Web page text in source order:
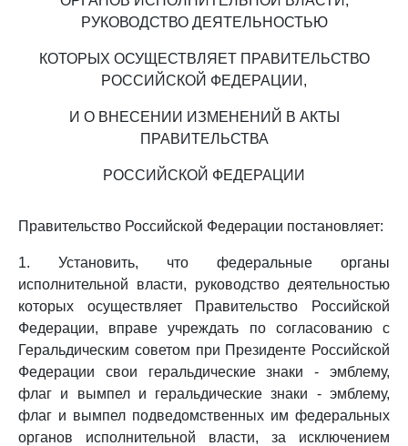
РУКОВОДСТВО ДЕЯТЕЛЬНОСТЬЮ
КОТОРЫХ ОСУЩЕСТВЛЯЕТ ПРАВИТЕЛЬСТВО
РОССИЙСКОЙ ФЕДЕРАЦИИ,
И О ВНЕСЕНИИ ИЗМЕНЕНИЙ В АКТЫ
ПРАВИТЕЛЬСТВА
РОССИЙСКОЙ ФЕДЕРАЦИИ
Правительство Российской Федерации постановляет:
1. Установить, что федеральные органы
исполнительной власти, руководство деятельностью
которых осуществляет Правительство Российской
Федерации, вправе учреждать по согласованию с
Геральдическим советом при Президенте Российской
Федерации свои геральдические знаки - эмблему,
флаг и вымпел и геральдические знаки - эмблему,
флаг и вымпел подведомственных им федеральных
органов исполнительной власти, за исключением